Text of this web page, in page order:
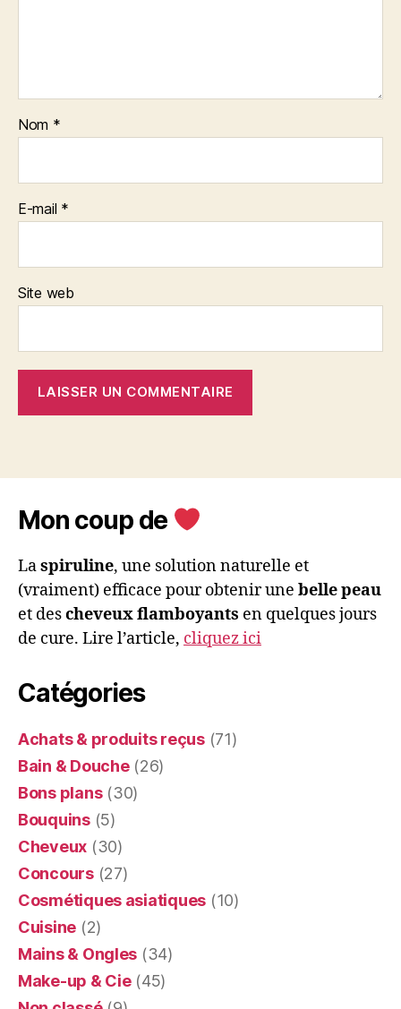
Nom *
E-mail *
Site web
Mon coup de
Laspiruline, une solution naturelle et
(vraiment) efficace pour obtenir une belle peau
et descheveux flamboyants en quelques jours
de cure. Lire l’article, cliquez ici
Catégories
Achats & produits reçus(71)
Bain & Douche(26)
Bons plans(30)
Bouquins(5)
Cheveux (30)
Concours(27)
Cosmétiques asiatiques (10)
Cuisine (2)
Mains & Ongles (34)
Make-up & Cie(45)